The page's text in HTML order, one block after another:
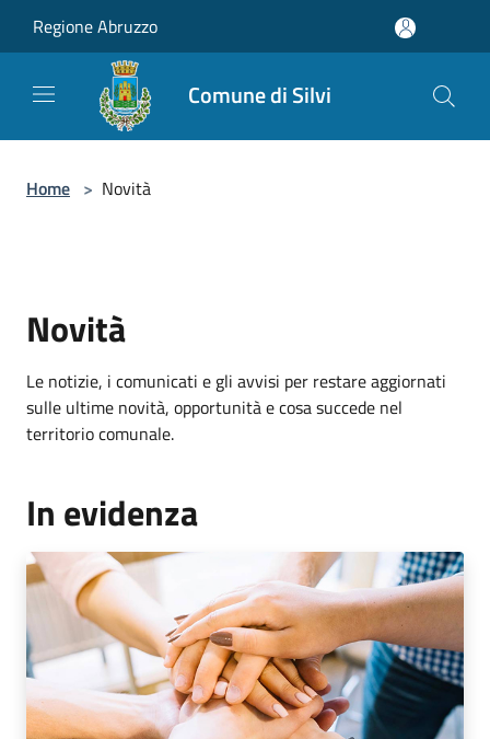
Regione Abruzzo
Comune di Silvi
Home > Novità
Novità
Le notizie, i comunicati e gli avvisi per restare aggiornati
sulle ultime novità, opportunità e cosa succede nel
territorio comunale.
In evidenza